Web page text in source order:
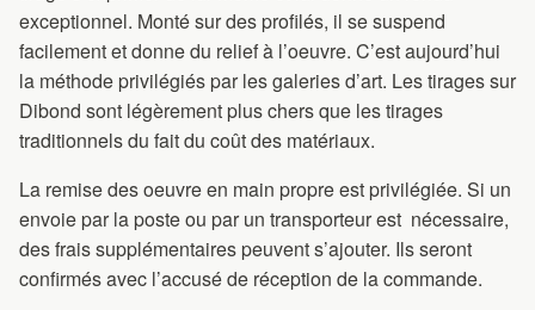
exceptionnel. Monté sur des profilés, il se suspend
facilement et donne du relief à l’oeuvre. C’est aujourd’hui
la méthode privilégiés par les galeries d’art. Les tirages sur
Dibond sont légèrement plus chers que les tirages
traditionnels du fait du coût des matériaux.
La remise des oeuvre en main propre est privilégiée. Si un
envoie par la poste ou par un transporteur est nécessaire,
des frais supplémentaires peuvent s’ajouter. Ils seront
confirmés avec l’accusé de réception de la commande.